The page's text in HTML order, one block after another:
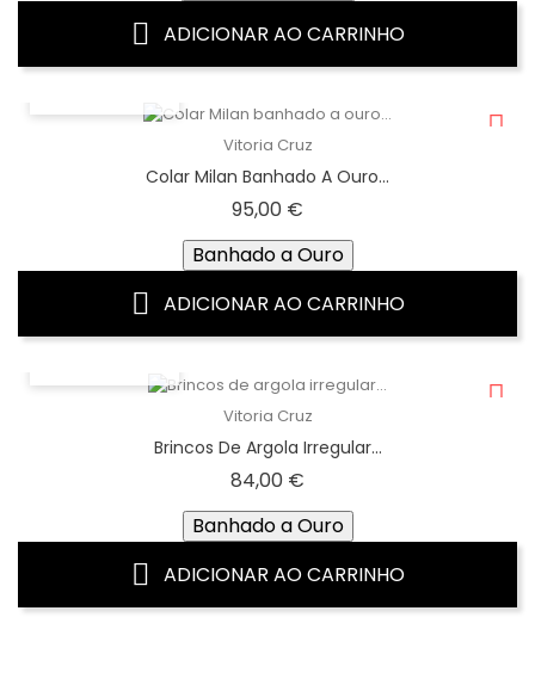
ADICIONAR AO CARRINHO
Vitoria Cruz
Colar Milan Banhado A Ouro...
95,00 €
Banhado a Ouro
ADICIONAR AO CARRINHO
Vitoria Cruz
Brincos De Argola Irregular...
84,00 €
Banhado a Ouro
ADICIONAR AO CARRINHO